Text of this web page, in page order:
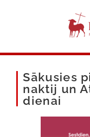
Sākusies
naktij un
dienai